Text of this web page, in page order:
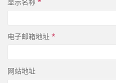
电子邮箱地址 *
网站地址